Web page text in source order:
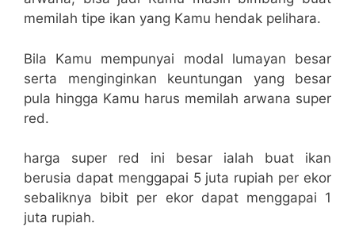
memilah tipe ikan yang Kamu hendak pelihara.
Bila Kamu mempunyai modal lumayan besar
serta menginginkan keuntungan yang besar
pula hingga Kamu harus memilah arwana super
red.
harga super red ini besar ialah buat ikan
berusia dapat menggapai 5 juta rupiah per ekor
sebaliknya bibit per ekor dapat menggapai 1
juta rupiah.